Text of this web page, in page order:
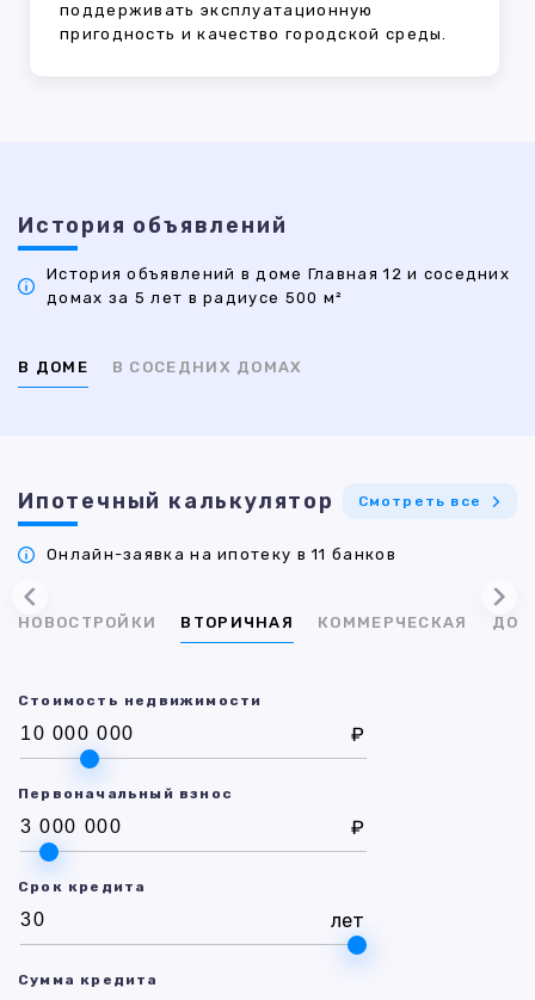
поддерживать эксплуатационную
пригодность и качество городской среды.
История объявлений
История объявлений в доме Главная 12 и соседних
домах за 5 лет в радиусе 500 м²
В ДОМЕ В СОСЕДНИХ ДОМАХ
Ипотечный калькулятор Смотреть все
Онлайн-заявка на ипотеку в 11 банков
НОВОСТРОЙКИ ВТОРИЧНАЯ КОММЕРЧЕСКАЯ ДОМ
Стоимость недвижимости
₽
Первоначальный взнос
₽
Срок кредита
лет
Сумма кредита